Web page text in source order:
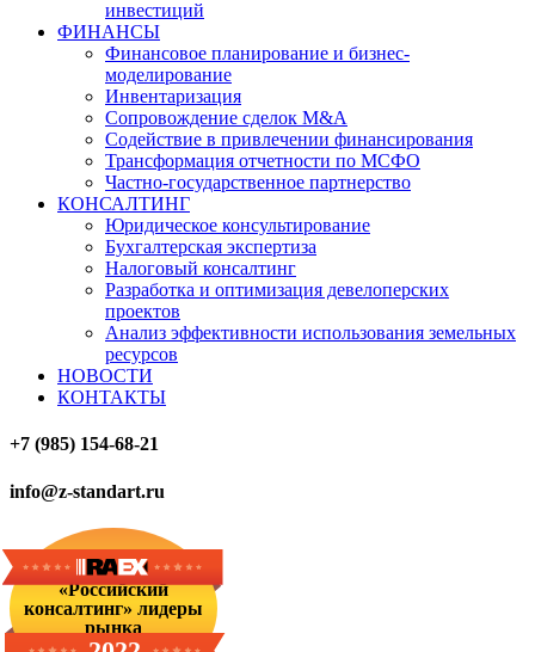
инвестиций
ФИНАНСЫ
Финансовое планирование и бизнес-
моделирование
Инвентаризация
Сопровождение сделок M&A
Содействие в привлечении финансирования
Трансформация отчетности по МСФО
Частно-государственное партнерство
КОНСАЛТИНГ
Юридическое консультирование
Бухгалтерская экспертиза
Налоговый консалтинг
Разработка и оптимизация девелоперских
проектов
Анализ эффективности использования земельных
ресурсов
НОВОСТИ
КОНТАКТЫ
+7 (985) 154-68-21
info@z-standart.ru
«Российский
консалтинг» лидеры
рынка